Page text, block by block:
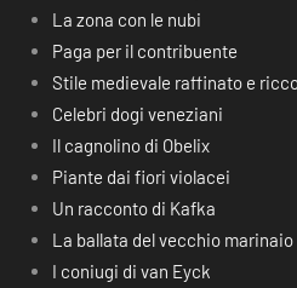
La zona con le nubi
Paga per il contribuente
Stile medievale raffinato e
Celebri dogi veneziani
Il cagnolino di Obelix
Piante dai fiori violacei
Un racconto di Kafka
La ballata del vecchio marinaio
I coniugi di van Eyck